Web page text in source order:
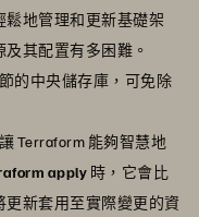
地管理和更新基礎架
其配置有多困難。
的中央儲存庫，可免除
Terraform 能夠智慧地
apply 時，它會比
新套用至實際變更的資